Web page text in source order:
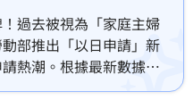
過去被視為「家庭主婦
部推出「以日申請」新
熱潮。根據最新數據顯
破1萬8千筆，最令人跌